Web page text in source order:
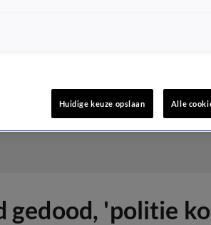
gedood, 'politie
Huidige keuze opslaan Alle